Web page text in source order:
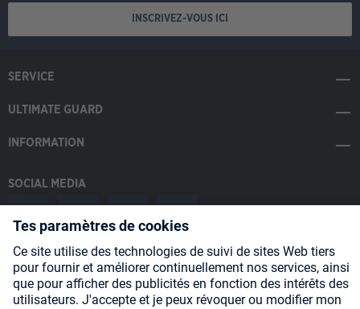
INSCRIVEZ-VOUS ICI
SERVICE
ULTIMATE GUARD
INFORMATION
SOCIAL MEDIA
Payment Methods